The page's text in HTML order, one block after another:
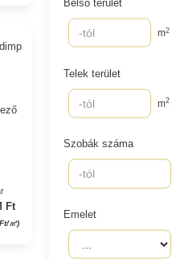
Ft
㎡)
Belső terület
m2
Telek terület
m2
Szobák száma
Emelet